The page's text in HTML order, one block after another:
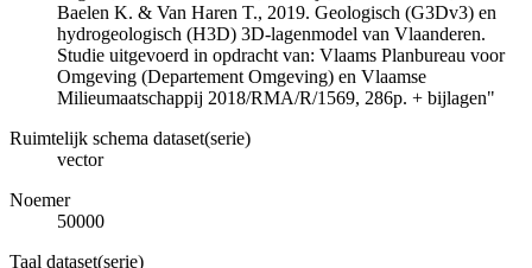
Baelen K. & Van Haren T., 2019. Geologisch (G3Dv3) en
hydrogeologisch (H3D) 3D-lagenmodel van Vlaanderen.
Studie uitgevoerd in opdracht van: Vlaams Planbureau voor
Omgeving (Departement Omgeving) en Vlaamse
Milieumaatschappij 2018/RMA/R/1569, 286p. + bijlagen"
Ruimtelijk schema dataset(serie)
vector
Noemer
50000
Taal dataset(serie)